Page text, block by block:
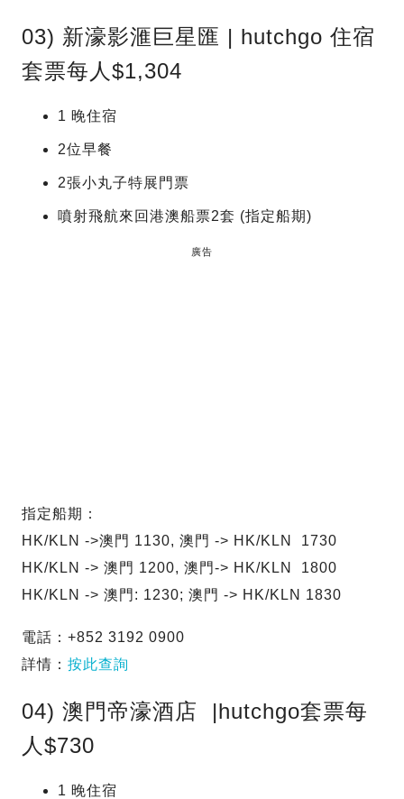
03) 新濠影滙巨星匯 | hutchgo 住宿
套票每人$1,304
1 晚住宿
2位早餐
2張小丸子特展門票
噴射飛航來回港澳船票2套 (指定船期)
廣告
指定船期：
HK/KLN ->澳門 1130, 澳門 -> HK/KLN 1730
HK/KLN -> 澳門 1200, 澳門-> HK/KLN 1800
HK/KLN -> 澳門: 1230; 澳門 -> HK/KLN 1830
電話：+852 3192 0900
詳情： 按此查詢
04) 澳門帝濠酒店 |hutchgo套票每
人$730
1 晚住宿